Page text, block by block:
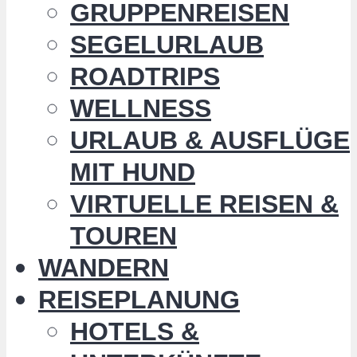
GRUPPENREISEN
SEGELURLAUB
ROADTRIPS
WELLNESS
URLAUB & AUSFLÜGE
MIT HUND
VIRTUELLE REISEN &
TOUREN
WANDERN
REISEPLANUNG
HOTELS &